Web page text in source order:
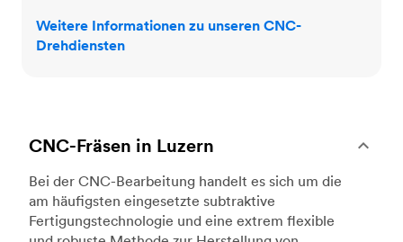
Weitere Informationen zu unseren CNC-
Drehdiensten
CNC-Fräsen in Luzern
Bei der CNC-Bearbeitung handelt es sich um die
am häufigsten eingesetzte subtraktive
Fertigungstechnologie und eine extrem flexible